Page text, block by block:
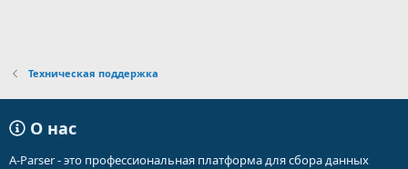
Техническая поддержка
О нас
A-Parser - это профессиональная платформа для сбора данных